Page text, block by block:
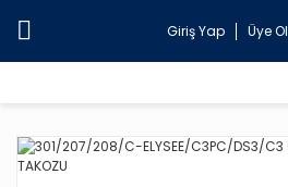
Giriş Yap Üye Ol